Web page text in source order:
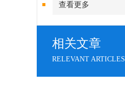
查看更多
相关文章
RELEVANT ARTICLES